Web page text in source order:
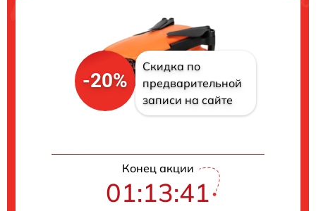
-20%
Скидка по
предварительной
записи на сайте
Конец акции
01:13:41